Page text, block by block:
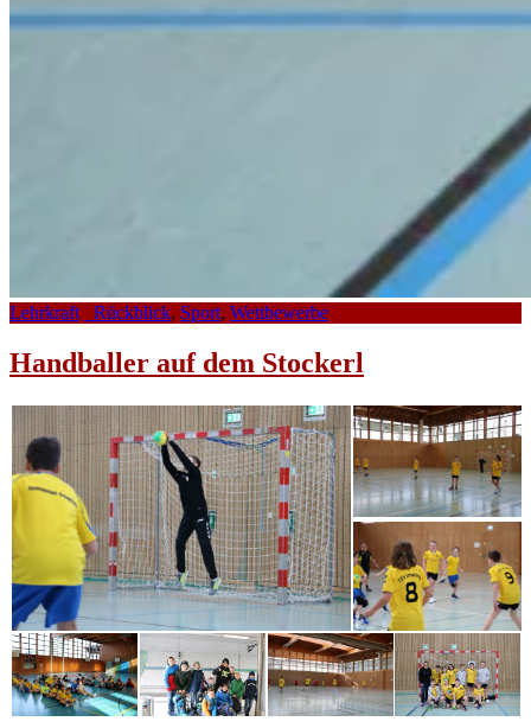
Lehrkraft _Rückblick, Sport, Wettbewerbe
Handballer auf dem Stockerl